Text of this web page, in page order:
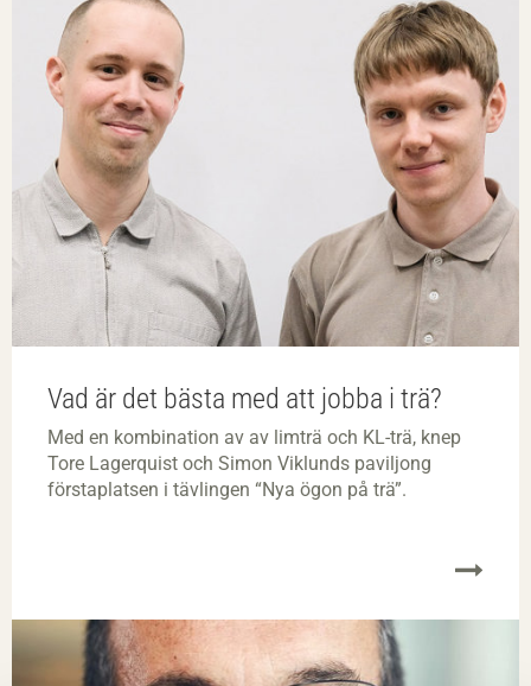
Vad är det bästa med att jobba i trä?
Med en kombination av av limträ och KL-trä, knep
Tore Lagerquist och Simon Viklunds paviljong
förstaplatsen i tävlingen “Nya ögon på trä”.